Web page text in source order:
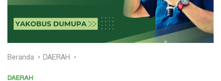
Beranda DAERAH
DAERAH